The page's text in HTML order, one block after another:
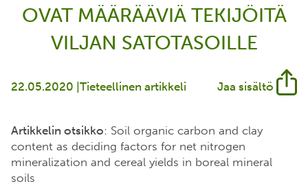
OVAT MÄÄRÄÄVIÄ TEKIJÖITÄ
VILJAN SATOTASOILLE
22.05.2020 | Tieteellinen artikkeli Jaa sisältö
Artikkelin otsikko: Soil organic carbon and clay
content as deciding factors for net nitrogen
mineralization and cereal yields in boreal mineral
soils